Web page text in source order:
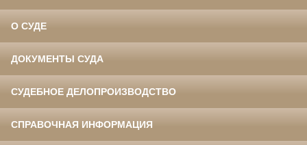
О СУДЕ
ДОКУМЕНТЫ СУДА
СУДЕБНОЕ ДЕЛОПРОИЗВОДСТВО
СПРАВОЧНАЯ ИНФОРМАЦИЯ